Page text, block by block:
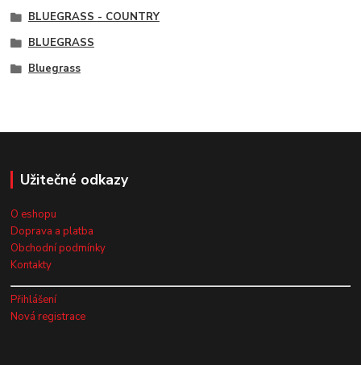
BLUEGRASS - COUNTRY
BLUEGRASS
Bluegrass
Užitečné odkazy
O eshopu
Doprava a platba
Obchodní podmínky
Kontakty
Přihlášení
Nová registrace